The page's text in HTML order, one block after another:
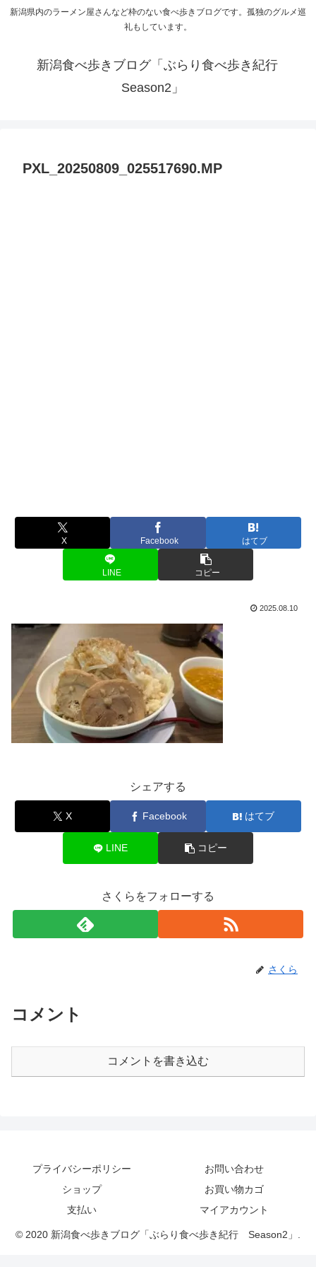
新潟県内のラーメン屋さんなど枠のない食べ歩きブログです。孤独のグルメ巡
礼もしています。
新潟食べ歩きブログ「ぶらり食べ歩き紀行
Season2」
PXL_20250809_025517690.MP
X Facebook はてブ
LINE コピー
2025.08.10
シェアする
X Facebook はてブ
LINE コピー
さくらをフォローする
さくら
コメント
コメントを書き込む
プライバシーポリシー
お問い合わせ
ショップ
お買い物カゴ
支払い
マイアカウント
© 2020 新潟食べ歩きブログ「ぶらり食べ歩き紀行 Season2」.